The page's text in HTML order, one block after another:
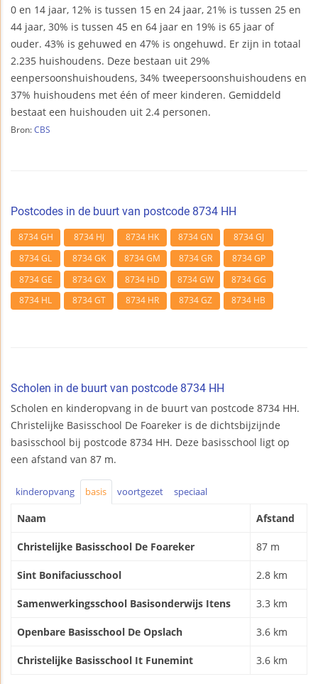
0 en 14 jaar, 12% is tussen 15 en 24 jaar, 21% is tussen 25 en
44 jaar, 30% is tussen 45 en 64 jaar en 19% is 65 jaar of
ouder. 43% is gehuwed en 47% is ongehuwd. Er zijn in totaal
2.235 huishoudens. Deze bestaan uit 29%
eenpersoonshuishoudens, 34% tweepersoonshuishoudens en
37% huishoudens met één of meer kinderen. Gemiddeld
bestaat een huishouden uit 2.4 personen.
Bron: CBS
Postcodes in de buurt van postcode 8734 HH
8734 GH 8734 HJ 8734 HK 8734 GN
8734 GJ
8734 GL
8734 GK 8734 GM 8734 GR
8734 GP
8734 GE
8734 GX 8734 HD 8734 GW
8734 GG
8734 HL
8734 GT 8734 HR 8734 GZ 8734 HB
Scholen in de buurt van postcode 8734 HH
Scholen en kinderopvang in de buurt van postcode 8734 HH.
Christelijke Basisschool De Foareker is de dichtsbijzijnde
basisschool bij postcode 8734 HH. Deze basisschool ligt op
een afstand van 87 m.
kinderopvang basis voortgezet speciaal
Naam Afstand
Christelijke Basisschool De Foareker 87 m
Sint Bonifaciusschool 2.8 km
Samenwerkingsschool Basisonderwijs Itens 3.3 km
Openbare Basisschool De Opslach 3.6 km
Christelijke Basisschool It Funemint 3.6 km